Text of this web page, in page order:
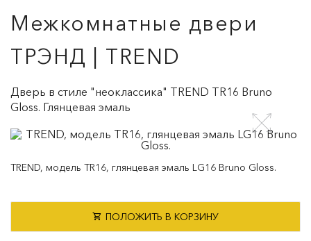
Межкомнатные двери
ТРЭНД | TREND
Дверь в стиле "неоклассика" TREND TR16 Bruno
Gloss. Глянцевая эмаль
TREND, модель TR16, глянцевая эмаль LG16 Bruno Gloss.
ПОЛОЖИТЬ В КОРЗИНУ